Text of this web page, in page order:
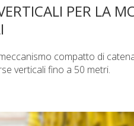
PER LA
compatto di
verticali fino a 50 metri.